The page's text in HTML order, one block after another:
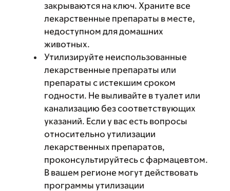
закрываются на ключ. Храните все
лекарственные препараты в месте,
недоступном для домашних
животных.
Утилизируйте неиспользованные
лекарственные препараты или
препараты с истекшим сроком
годности. Не выливайте в туалет или
канализацию без соответствующих
указаний. Если у вас есть вопросы
относительно утилизации
лекарственных препаратов,
проконсультируйтесь с фармацевтом.
В вашем регионе могут действовать
программы утилизации